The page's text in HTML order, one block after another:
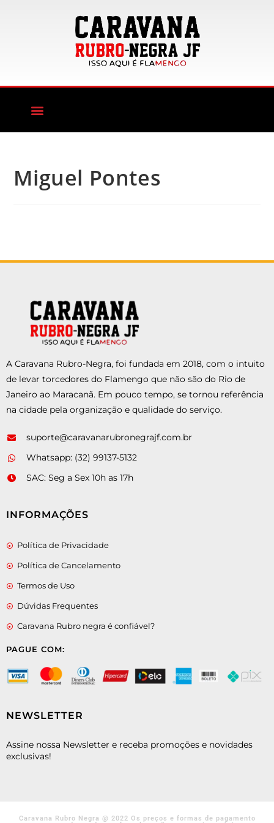
Miguel Pontes
A Caravana Rubro-Negra, foi fundada em 2018, com o intuito
de levar torcedores do Flamengo que não são do Rio de
Janeiro ao Maracanã. Em pouco tempo, se tornou referência
na cidade pela organização e qualidade do serviço.
suporte@caravanarubronegrajf.com.br
Whatsapp: (32) 99137-5132
SAC: Seg a Sex 10h as 17h
INFORMAÇÕES
Política de Privacidade
Política de Cancelamento
Termos de Uso
Dúvidas Frequentes
Caravana Rubro negra é confiável?
PAGUE COM:
NEWSLETTER
Assine nossa Newsletter e receba promoções e novidades
exclusivas!
Caravana Rubro Negra @ 2022 Os preços e formas de pagamento